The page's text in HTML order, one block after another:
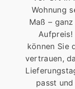
Wohnung
Maß –
Aufpreis!
können Sie
vertrauen,
passt